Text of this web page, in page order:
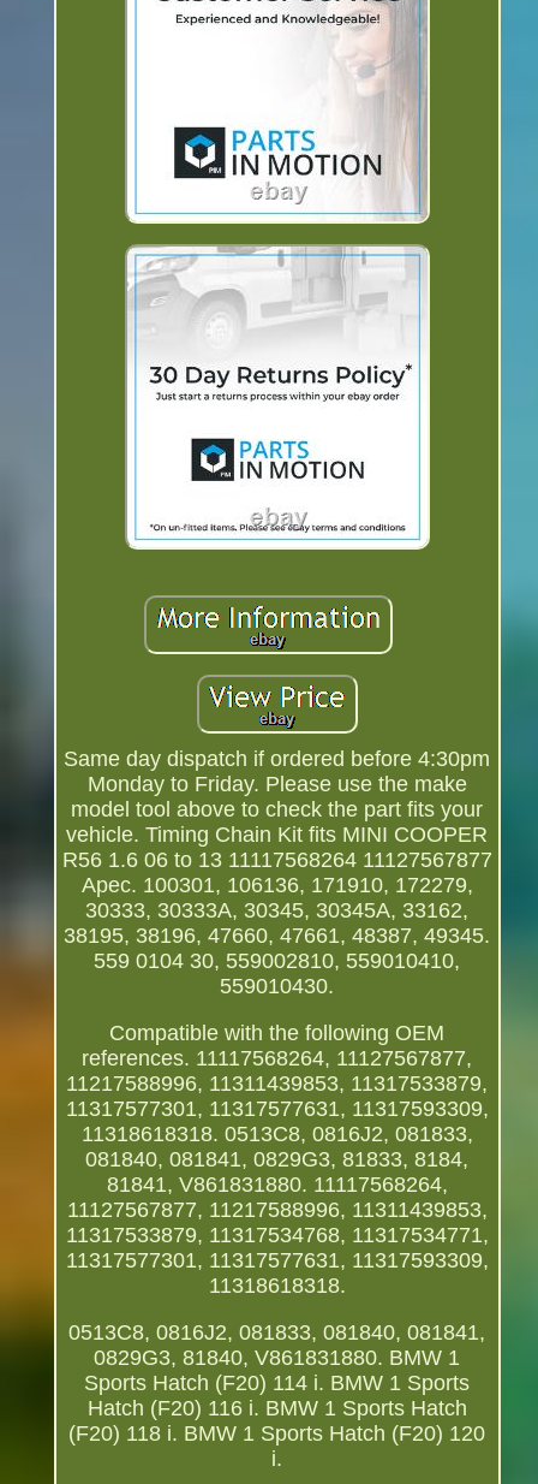
Same day dispatch if ordered before 4:30pm
Monday to Friday. Please use the make
model tool above to check the part fits your
vehicle. Timing Chain Kit fits MINI COOPER
R56 1.6 06 to 13 11117568264 11127567877
Apec. 100301, 106136, 171910, 172279,
30333, 30333A, 30345, 30345A, 33162,
38195, 38196, 47660, 47661, 48387, 49345.
559 0104 30, 559002810, 559010410,
559010430.
Compatible with the following OEM
references. 11117568264, 11127567877,
11217588996, 11311439853, 11317533879,
11317577301, 11317577631, 11317593309,
11318618318. 0513C8, 0816J2, 081833,
081840, 081841, 0829G3, 81833, 8184,
81841, V861831880. 11117568264,
11127567877, 11217588996, 11311439853,
11317533879, 11317534768, 11317534771,
11317577301, 11317577631, 11317593309,
11318618318.
0513C8, 0816J2, 081833, 081840, 081841,
0829G3, 81840, V861831880. BMW 1
Sports Hatch (F20) 114 i. BMW 1 Sports
Hatch (F20) 116 i. BMW 1 Sports Hatch
(F20) 118 i. BMW 1 Sports Hatch (F20) 120
i.